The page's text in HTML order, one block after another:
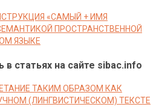
«САМЫЙ + ИМЯ
ПРОСТРАНСТВЕННОЙ
ЯЗЫКЕ
в статьях на сайте sibac.info
ТАКИМ ОБРАЗОМ КАК
(ЛИНГВИСТИЧЕСКОМ) ТЕКСТЕ